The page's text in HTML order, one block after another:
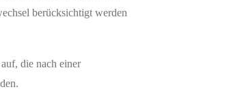
berücksichtigt werden
die nach einer